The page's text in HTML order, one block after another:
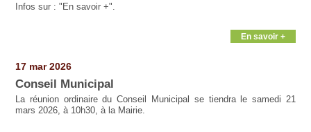
Infos sur : "En savoir +".
En savoir +
17 mar 2026
Conseil Municipal
La réunion ordinaire du Conseil Municipal se tiendra le samedi 21
mars 2026, à 10h30, à la Mairie.